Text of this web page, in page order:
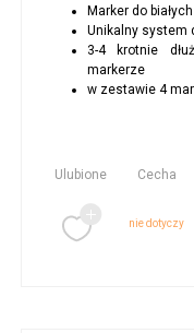
Marker do
Unikalny system
3-4 krotnie
markerze
w zestawie 4
Ulubione Cecha
nie dotyczy